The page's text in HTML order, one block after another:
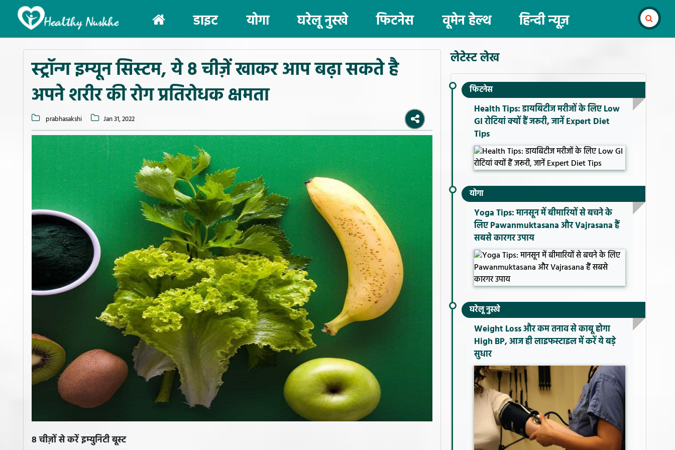
(current)
डाइट योगा घरेलू नुस्खे फिटनेस वूमेन हेल्थ हिन्दी न्यूज़
स्ट्रॉन्ग इम्यून सिस्टम, ये 8 चीज़ें खाकर आप बढ़ा सकते है
अपने शरीर की रोग प्रतिरोधक क्षमता
prabhasakshi Jan 31, 2022
8 चीज़ों से करें इम्युनिटी बूस्ट
लेटेस्ट लेख
फिटनेस
Health Tips: डायबिटीज मरीजों के लिए Low
GI रोटियां क्यों हैं जरूरी, जानें Expert Diet
Tips
योगा
Yoga Tips: मानसून में बीमारियों से बचने के
लिए Pawanmuktasana और Vajrasana हैं
सबसे कारगर उपाय
घरेलू नुस्खे
Weight Loss और कम तनाव से काबू होगा
High BP, आज ही लाइफस्टाइल में करें ये बड़े
सुधार